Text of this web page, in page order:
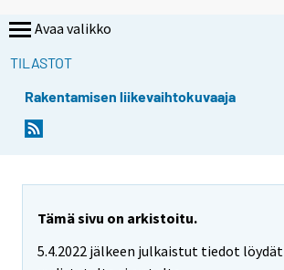
Avaa valikko
TILASTOT
Rakentamisen liikevaihtokuvaaja
Tämä sivu on arkistoitu.
5.4.2022 jälkeen julkaistut tiedot löydät